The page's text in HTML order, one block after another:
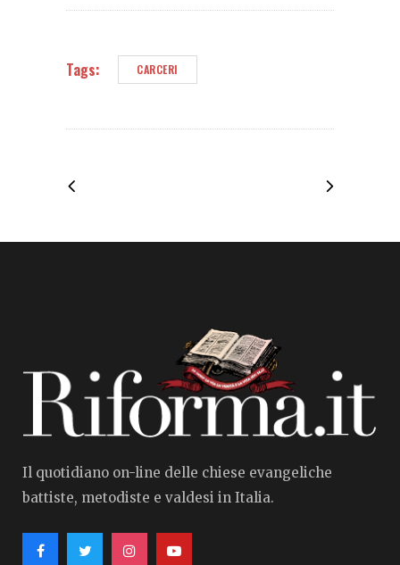
Tags: CARCERI
Il quotidiano on-line delle chiese evangeliche
battiste, metodiste e valdesi in Italia.